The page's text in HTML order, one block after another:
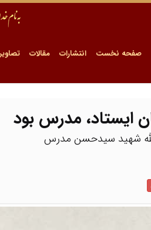
صفحه نخست انتشارات مقالات تصاویر
ایستاد، مدرس بود
شهید سیدحسن مدرس